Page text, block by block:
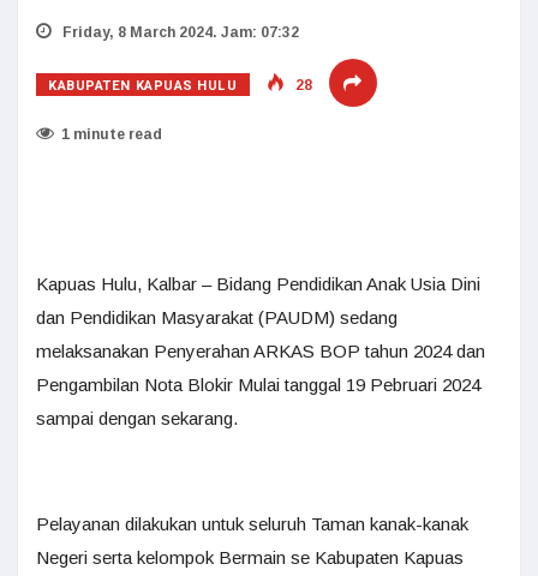
Friday, 8 March 2024. Jam: 07:32
KABUPATEN KAPUAS HULU 28
1 minute read
Kapuas Hulu, Kalbar – Bidang Pendidikan Anak Usia Dini
dan Pendidikan Masyarakat (PAUDM) sedang
melaksanakan Penyerahan ARKAS BOP tahun 2024 dan
Pengambilan Nota Blokir Mulai tanggal 19 Pebruari 2024
sampai dengan sekarang.
Pelayanan dilakukan untuk seluruh Taman kanak-kanak
Negeri serta kelompok Bermain se Kabupaten Kapuas